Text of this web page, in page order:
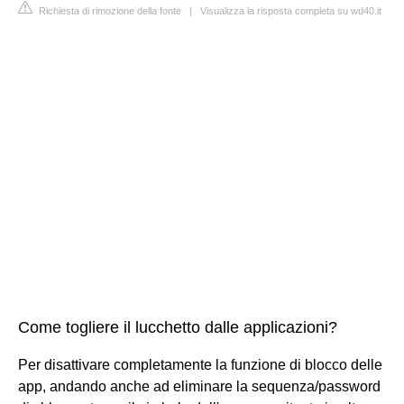
Richiesta di rimozione della fonte | Visualizza la risposta completa su wd40.it
Come togliere il lucchetto dalle applicazioni?
Per disattivare completamente la funzione di blocco delle
app, andando anche ad eliminare la sequenza/password